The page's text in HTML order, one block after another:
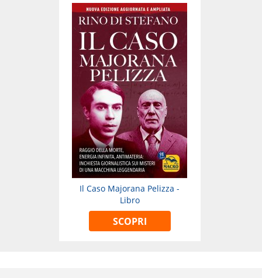
Il Caso Majorana Pelizza -
Libro
SCOPRI